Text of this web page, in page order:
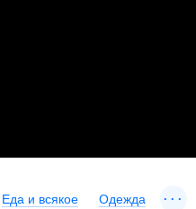
Еда и всякое Одежда ...